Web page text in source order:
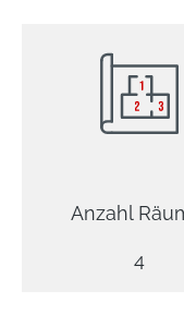
Anzahl
4